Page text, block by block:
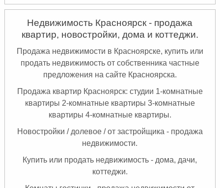
Недвижимость Красноярск - продажа
квартир, новостройки, дома и коттеджи.
Продажа недвижимости в Красноярске, купить или
продать недвижимость от собственника частные
предложения на сайте Красноярска.
Продажа квартир Красноярск: студии 1-комнатные
квартиры 2-комнатные квартиры 3-комнатные
квартиры 4-комнатные квартиры.
Новостройки / долевое / от застройщика - продажа
недвижимости.
Купить или продать недвижимость - дома, дачи,
коттеджи.